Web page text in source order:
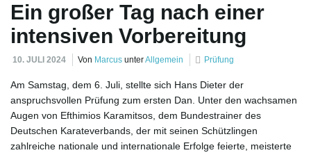
Ein großer Tag nach einer
intensiven Vorbereitung
10. JULI 2024 Von Marcus unterAllgemein Prüfung
Am Samstag, dem 6. Juli, stellte sich Hans Dieter der
anspruchsvollen Prüfung zum ersten Dan. Unter den wachsamen
Augen von Efthimios Karamitsos, dem Bundestrainer des
Deutschen Karateverbands, der mit seinen Schützlingen
zahlreiche nationale und internationale Erfolge feierte, meisterte